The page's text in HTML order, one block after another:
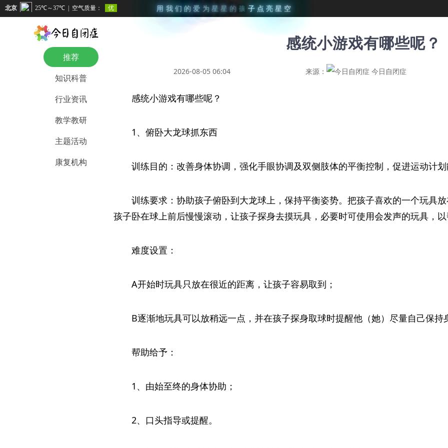
用 我 们 的 爱 为 星 星 的 孩 子 点 亮 星 空
推荐
知识科普
行业资讯
教学教研
主题活动
康复机构
感统小游戏有哪些呢？
2026-08-05 06:04 来源： 今日自闭症
感统小游戏有哪些呢？
1、俯卧大龙球抓东西
训练目的：改善身体协调，强化手眼协调及双侧肢体的平衡控制，促进运动计划
训练要求：协助孩子俯卧到大龙球上，保持平衡姿势。把孩子喜欢的一个玩具
孩子卧在球上前后慢慢滚动，让孩子探身去摸玩具，必要时可使用会发声的玩具，以
难度设置：
A开始时玩具只放在很近的距离，让孩子容易取到；
B逐渐地玩具可以放稍远一点，并在孩子探身取球时提醒他（她）尽量自己保持
帮助给予：
1、由始至终的身体协助；
2、口头指导或提醒。